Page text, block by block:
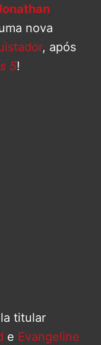
nova
, após
5!
titular
e Evangeline